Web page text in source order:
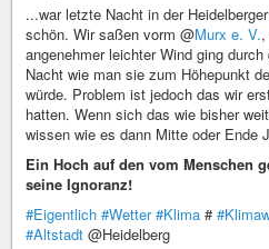
...war letzte Nacht in der
schön. Wir saßen vorm @Murx e. V.
angenehmer leichter Wind ging
Nacht wie man sie zum Höhepunkt
würde. Problem ist jedoch das wir
hatten. Wenn sich das wie bisher
wissen wie es dann Mitte oder Ende
Ein Hoch auf den vom Menschen
seine Ignoranz!
#Eigentlich #Wetter #Klima #
#Altstadt @Heidelberg